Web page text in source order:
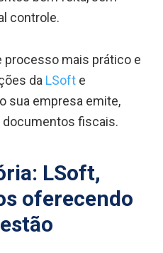
controle.
processo mais prático e
da LSoft e
sua empresa emite,
fiscais.
LSoft,
oferecendo